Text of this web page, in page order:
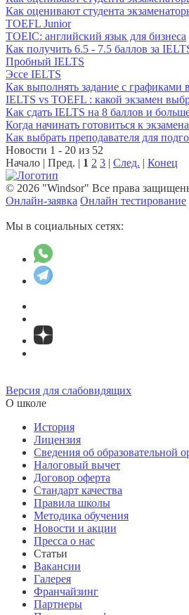
Как оценивают студента
TOEFL Junior
TOEIC: английский язык для бизнеса
Как получить 6.5 - 7.5 баллов за
Пробный IELTS
Эссе IELTS
Как выполнять задание с графиками
IELTS vs TOEFL : какой экзамен
Как сдать IELTS на 8 баллов и
Когда начинать готовиться к
Как выбрать преподавателя для
Новости 1 - 20 из 52
Начало | Пред. | 1 2 3 | След. | Конец
© 2026 "Windsor" Все права
Онлайн-заявка Онлайн тестирование
Мы в социальных сетях:
Версия для слабовидящих
О школе
История
Лицензия
Сведения об образовательной
Налоговый вычет
Договор оферта
Стандарт качества
Правила школы
Методика обучения
Новости и акции
Пресса о нас
Статьи
Вакансии
Галерея
Франчайзинг
Партнеры